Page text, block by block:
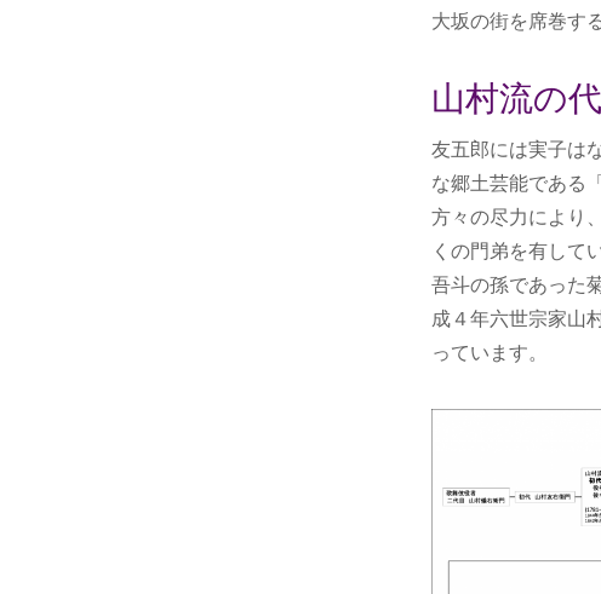
大坂の街を席巻す
山村流の
友五郎には実子は
な郷土芸能である
方々の尽力により
くの門弟を有して
吾斗の孫であった
成４年六世宗家山
っています。